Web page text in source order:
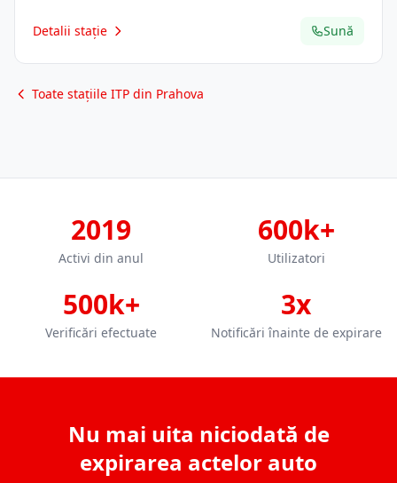
Detalii stație Sună
Toate stațiile ITP din Prahova
2019
Activi din anul
600k+
Utilizatori
500k+
Verificări efectuate
3x
Notificări înainte de expirare
Nu mai uita niciodată de
expirarea actelor auto